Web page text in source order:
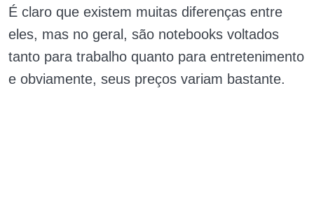
É claro que existem muitas diferenças entre
eles, mas no geral, são notebooks voltados
tanto para trabalho quanto para entretenimento
e obviamente, seus preços variam bastante.